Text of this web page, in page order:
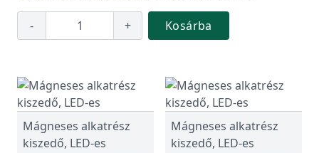
- + Kosárba
Mágneses alkatrész
kiszedő, LED-es
Mágneses alkatrész
kiszedő, LED-es